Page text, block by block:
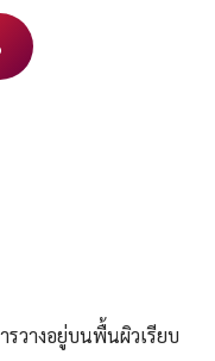
รวางอยู่บนพื้นผิวเรียบ